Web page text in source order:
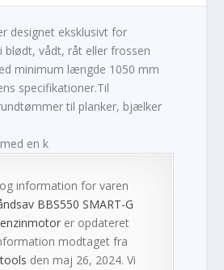
designet eksklusivt for
blødt, vådt, råt eller frossen
minimum længde 1050 mm
specifikationer.Til
til planker, bjælker
en k
information for varen
BBS550 SMART-G
er opdateret
modtaget fra
den maj 26, 2024. Vi